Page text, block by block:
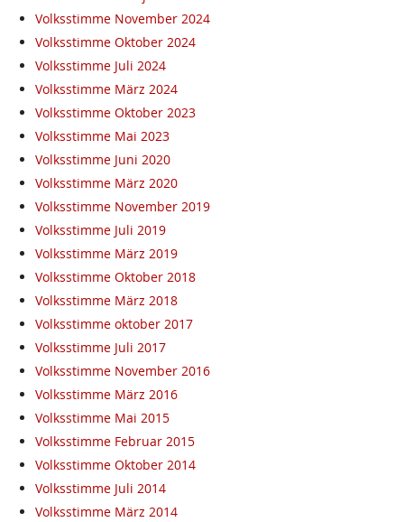
Volksstimme November 2024
Volksstimme Oktober 2024
Volksstimme Juli 2024
Volksstimme März 2024
Volksstimme Oktober 2023
Volksstimme Mai 2023
Volksstimme Juni 2020
Volksstimme März 2020
Volksstimme November 2019
Volksstimme Juli 2019
Volksstimme März 2019
Volksstimme Oktober 2018
Volksstimme März 2018
Volksstimme oktober 2017
Volksstimme Juli 2017
Volksstimme November 2016
Volksstimme März 2016
Volksstimme Mai 2015
Volksstimme Februar 2015
Volksstimme Oktober 2014
Volksstimme Juli 2014
Volksstimme März 2014